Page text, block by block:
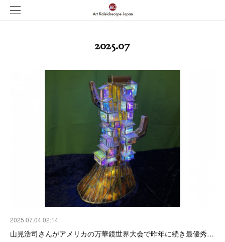
2025.07
2025.07.04 02:14
山見浩司さんがアメリカの万華鏡世界大会で昨年に続き最優秀…